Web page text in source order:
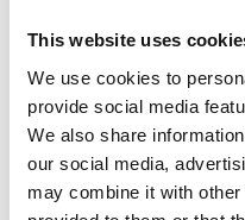
This website uses
We use cookies to
provide social media
We also share
our social media,
may combine it with
Soldattorpet gräddas
till en av de vackraste
Lemon Garden i
KafékedjanLemon
maxade våfflor på